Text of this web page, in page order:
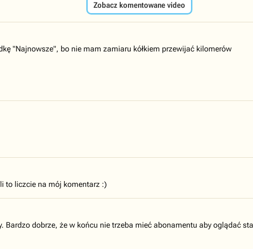
Zobacz komentowane video
"Najnowsze", bo nie mam zamiaru kółkiem przewijać kilomerów
to liczcie na mój komentarz :)
Bardzo dobrze, że w końcu nie trzeba mieć abonamentu aby oglądać